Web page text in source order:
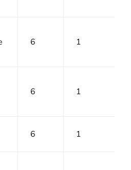
6 1
6 1
6 1